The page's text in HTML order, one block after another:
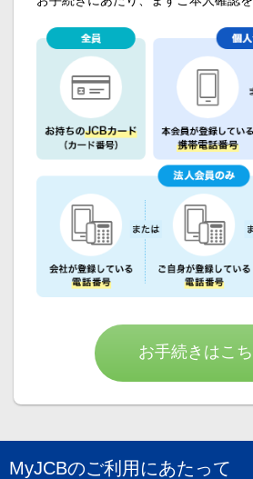
お手続きはこ
MyJCBのご利用にあたって